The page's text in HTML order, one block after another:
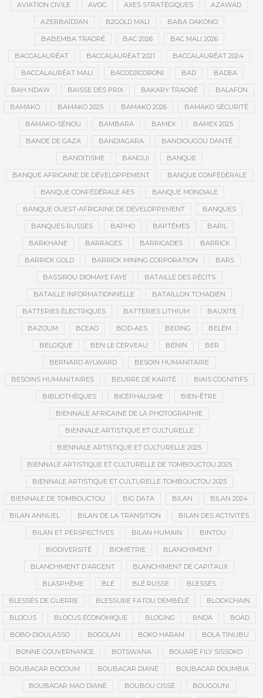
AVIATION CIVILE AVOC AXES STRATÉGIQUES AZAWAD
AZERBAÏDJAN B2GOLD MALI BABA DAKONO
BABEMBA TRAORÉ BAC 2026 BAC MALI 2026
BACCALAURÉAT BACCALAURÉAT 2021 BACCALAURÉAT 2024
BACCALAURÉAT MALI BACODJICORONI BAD BADEA
BAH NDAW BAISSE DES PRIX BAKARY TRAORÉ BALAFON
BAMAKO BAMAKO 2025 BAMAKO 2026 BAMAKO SÉCURITÉ
BAMAKO-SÉNOU BAMBARA BAMEX BAMEX 2025
BANDE DE GAZA BANDIAGARA BANDIOUGOU DANTÉ
BANDITISME BANGUI BANQUE
BANQUE AFRICAINE DE DÉVELOPPEMENT BANQUE CONFÉDÉRALE
BANQUE CONFÉDÉRALE AES BANQUE MONDIALE
BANQUE OUEST-AFRICAINE DE DÉVELOPPEMENT BANQUES
BANQUES RUSSES BAPHO BAPTÊMES BARIL
BARKHANE BARRAGES BARRICADES BARRICK
BARRICK GOLD BARRICK MINING CORPORATION BARS
BASSIROU DIOMAYE FAYE BATAILLE DES RÉCITS
BATAILLE INFORMATIONNELLE BATAILLON TCHADIEN
BATTERIES ÉLECTRIQUES BATTERIES LITHIUM BAUXITE
BAZOUM BCEAO BCID-AES BEIJING BELÉM
BELGIQUE BEN LE CERVEAU BÉNIN BER
BERNARD AYLWARD BESOIN HUMANITAIRE
BESOINS HUMANITAIRES BEURRE DE KARITÉ BIAIS COGNITIFS
BIBLIOTHÈQUES BICÉPHALISME BIEN-ÊTRE
BIENNALE AFRICAINE DE LA PHOTOGRAPHIE
BIENNALE ARTISTIQUE ET CULTURELLE
BIENNALE ARTISTIQUE ET CULTURELLE 2025
BIENNALE ARTISTIQUE ET CULTURELLE DE TOMBOUCTOU 2025
BIENNALE ARTISTIQUE ET CULTURELLE TOMBOUCTOU 2025
BIENNALE DE TOMBOUCTOU BIG DATA BILAN BILAN 2024
BILAN ANNUEL BILAN DE LA TRANSITION BILAN DES ACTIVITÉS
BILAN ET PERSPECTIVES BILAN HUMAIN BINTOU
BIODIVERSITÉ BIOMÉTRIE BLANCHIMENT
BLANCHIMENT D’ARGENT BLANCHIMENT DE CAPITAUX
BLASPHÈME BLÉ BLÉ RUSSE BLESSÉS
BLESSÉS DE GUERRE BLESSURE FATOU DEMBÉLÉ BLOCKCHAIN
BLOCUS BLOCUS ÉCONOMIQUE BLOGING BNDA BOAD
BOBO-DIOULASSO BOGOLAN BOKO HARAM BOLA TINUBU
BONNE GOUVERNANCE BOTSWANA BOUARÉ FILY SISSOKO
BOUBACAR BOCOUM BOUBACAR DIANÉ BOUBACAR DOUMBIA
BOUBACAR MAO DIANÉ BOUBOU CISSÉ BOUGOUNI